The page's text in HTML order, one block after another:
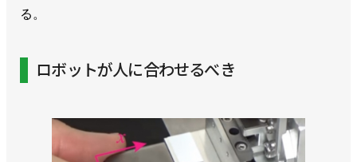
る。
ロボットが人に合わせるべき